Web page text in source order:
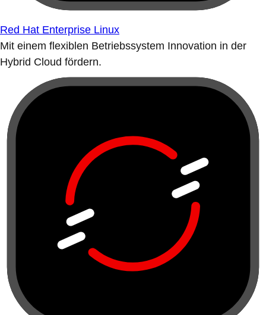
Red Hat Enterprise Linux
Mit einem flexiblen Betriebssystem Innovation in der
Hybrid Cloud fördern.